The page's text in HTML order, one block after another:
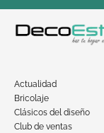
Actualidad
Bricolaje
Clásicos del diseño
Club de ventas